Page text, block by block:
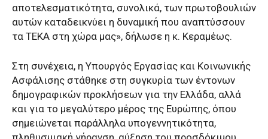
αποτελεσματικότητα, συνολικά, των πρωτοβουλιών
αυτών καταδεικνύει η δυναμική που αναπτύσσουν
τα ΤΕΚΑ στη χώρα μας», δήλωσε η κ. Κεραμέως.
Στη συνέχεια, η Υπουργός Εργασίας και Κοινωνικής
Ασφάλισης στάθηκε στη συγκυρία των έντονων
δημογραφικών προκλήσεων για την Ελλάδα, αλλά
και για το μεγαλύτερο μέρος της Ευρώπης, όπου
σημειώνεται παράλληλα υπογεννητικότητα,